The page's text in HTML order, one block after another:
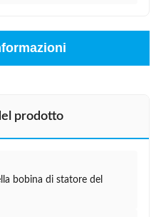
prodotto
bobina di statore del